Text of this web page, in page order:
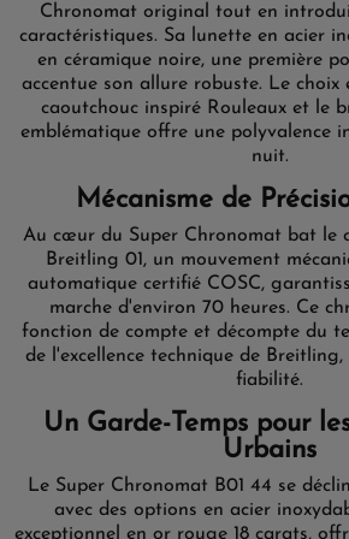
Chronomat original tout en
caractéristiques. Sa lunette en acier
en céramique noire, une première
accentue son allure robuste. Le choix
caoutchouc inspiré Rouleaux et le
emblématique offre une polyvalence
nuit.
Mécanisme de
Au cœur du Super Chronomat bat le
Breitling 01, un mouvement
automatique certifié COSC,
marche d'environ 70 heures. Ce
fonction de compte et décompte du
de l'excellence technique de
fiabilité.
Un Garde-Temps pour
Urbains
Le Super Chronomat B01 44 se
avec des options en acier
exceptionnel en or rouge 18 carats,